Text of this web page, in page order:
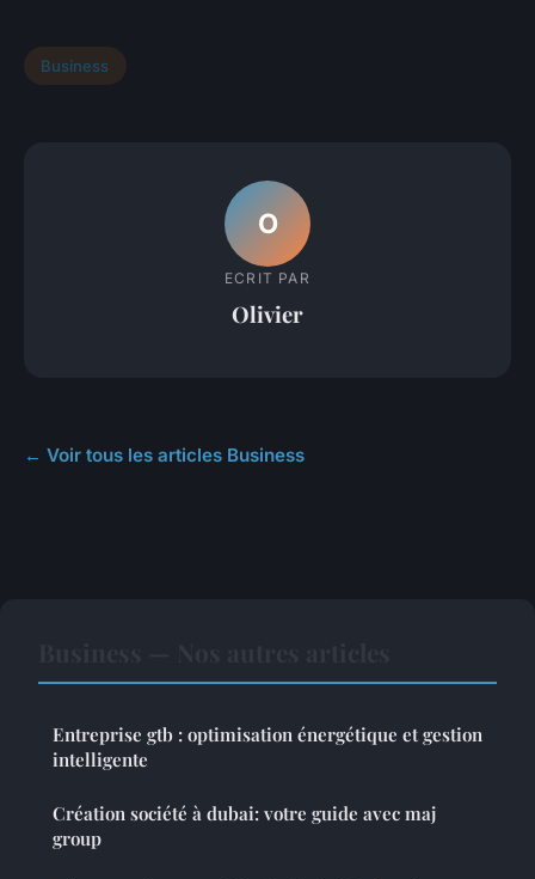
Business
O
ECRIT PAR
Olivier
← Voir tous les articles Business
Entreprise gtb : optimisation énergétique et gestion
intelligente
Création société à dubai: votre guide avec maj
group